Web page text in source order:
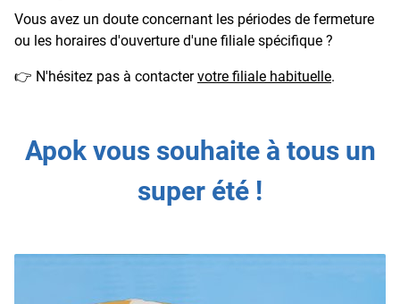
Vous avez un doute concernant les périodes de fermeture
ou les horaires d'ouverture d'une filiale spécifique ?
👉 N'hésitez pas à contactervotre filiale habituelle.
Apok vous souhaite à tous un
super été !